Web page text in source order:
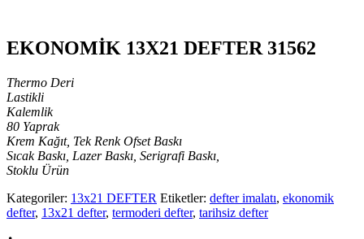
EKONOMİK 13X21 DEFTER 31562
Thermo Deri
Lastikli
Kalemlik
80 Yaprak
Krem Kağıt, Tek Renk Ofset Baskı
Sıcak Baskı, Lazer Baskı, Serigrafi Baskı,
Stoklu Ürün
Kategoriler: 13x21 DEFTER Etiketler: defter imalatı, ekonomik
defter, 13x21 defter, termoderi defter, tarihsiz defter